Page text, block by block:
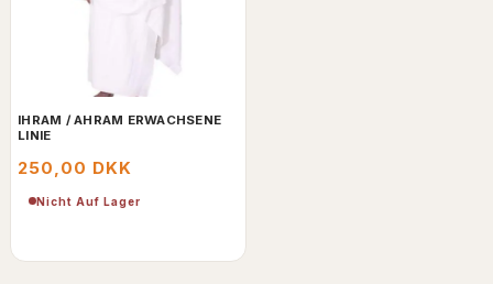
IHRAM / AHRAM ERWACHSENE
LINIE
250,00 DKK
Nicht Auf Lager